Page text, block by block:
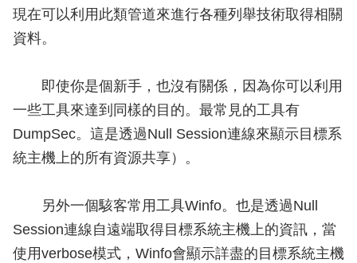
現在可以利用此類管道來進行各種列舉技術取得相關
資料。
即使你是個新手，也沒有關係，因為你可以利用
一些工具來達到同樣的目的。最常見的工具有
DumpSec。這是透過Null Session連線來顯示目標系
統主機上的所有資源共享）。
另外一個駭客常用工具Winfo。也是透過Null
Session連線自遠端取得目標系統主機上的資訊，當
使用verbose模式，Winfo會顯示詳盡的目標系統主機